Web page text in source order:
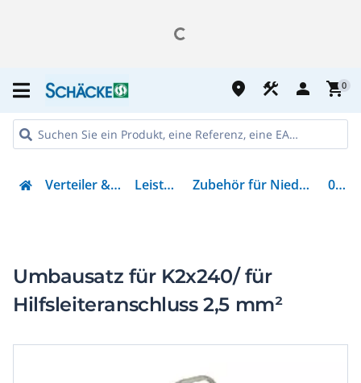
place construction person shopping_cart0
Verteiler & Energieverteilung Leistungsschalter Zubehör für Niederspannungs-Schalttechnik 010785
Umbausatz für K2x240/ für
Hilfsleiteranschluss 2,5 mm²